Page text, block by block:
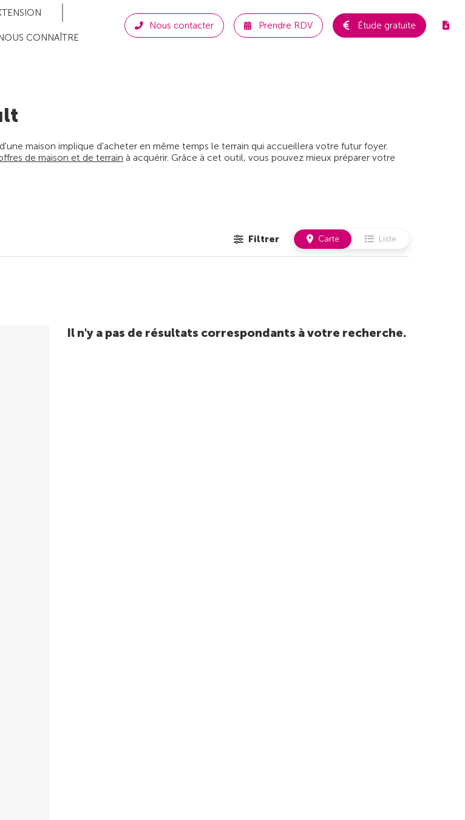
CONNAÎTRE
Nous contacter Prendre RDV Étude gratuite
maison implique d'acheter en même temps le terrain qui accueillera votre futur foyer.
de maison et de terrain à acquérir. Grâce à cet outil, vous pouvez mieux préparer votre
Filtrer Carte Liste
Il n'y a pas de résultats correspondants à votre recherche.